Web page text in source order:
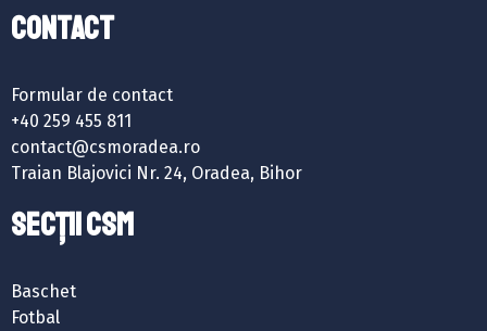
Contact
Formular de contact
+40 259 455 811
contact@csmoradea.ro
Traian Blajovici Nr. 24, Oradea, Bihor
SECȚII CSM
Baschet
Fotbal